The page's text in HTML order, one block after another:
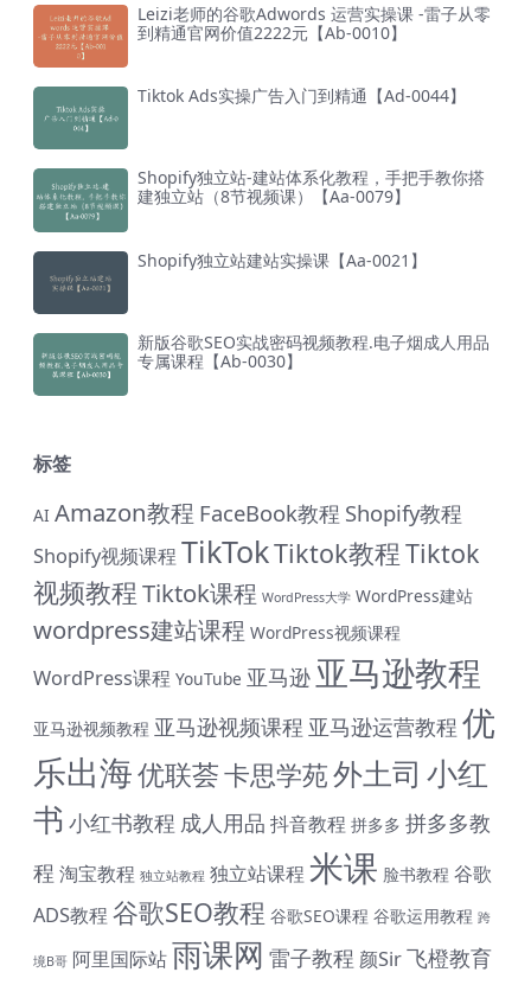
Leizi老师的谷歌Adwords 运营实操课 -雷子从零
到精通官网价值2222元【Ab-0010】
Tiktok Ads实操广告入门到精通【Ad-0044】
Shopify独立站-建站体系化教程，手把手教你搭
建独立站（8节视频课）【Aa-0079】
Shopify独立站建站实操课【Aa-0021】
新版谷歌SEO实战密码视频教程.电子烟成人用品
专属课程【Ab-0030】
标签
AI Amazon教程 FaceBook教程 Shopify教程
Shopify视频课程TikTokTiktok教程Tiktok
视频教程Tiktok课程 WordPress大学 WordPress建站
wordpress建站课程 WordPress视频课程
WordPress课程 YouTube 亚马逊 亚马逊教程
亚马逊视频教程 亚马逊视频课程 亚马逊运营教程 优
乐出海优联荟卡思学苑外土司 小红
书 小红书教程 成人用品 抖音教程 拼多多 拼多多教
程 淘宝教程 独立站教程 独立站课程米课 脸书教程 谷歌
ADS教程谷歌SEO教程 谷歌SEO课程 谷歌运用教程 跨
境B哥 阿里国际站雨课网 雷子教程 颜Sir飞橙教育
# 与君同行 共赴前程 购课钜惠 #
终身SVIP会员限时 1399 元（原价1999元）| 《外土司全
系列课程》共计17套打包价599元（原价799直降200元|
含近期解码新课） | 《米课全系列课程》打包价599元
（原价699直降100元|含近期解码新课） | 《帮课大学全系